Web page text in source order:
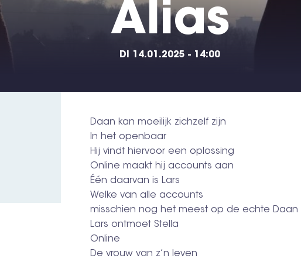
Alias
DI 14.01.2025 - 14:00
Daan kan moeilijk zichzelf zijn
In het openbaar
Hij vindt hiervoor een oplossing
Online maakt hij accounts aan
Één daarvan is Lars
Welke van alle accounts
misschien nog het meest op de echte Daan
Lars ontmoet Stella
Online
De vrouw van z’n leven